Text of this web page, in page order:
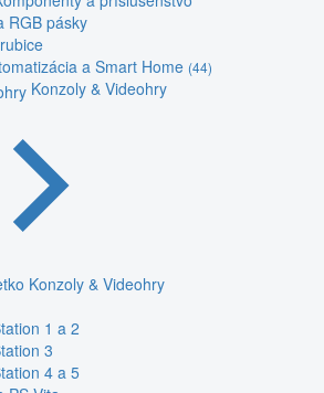
RGB pásky
a Smart Home (44)
Konzoly & Videohry
Konzoly & Videohry
1 a 2
3
4 a 5